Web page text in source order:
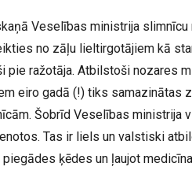
Veselības ministrija slimnīcu
no zāļu lieltirgotājiem kā
pie ražotāja. Atbilstoši nozares
eiro gadā (!) tiks samazinātas
Šobrīd Veselības ministrija
Tas ir liels un valstiski
ķēdes un ļaujot